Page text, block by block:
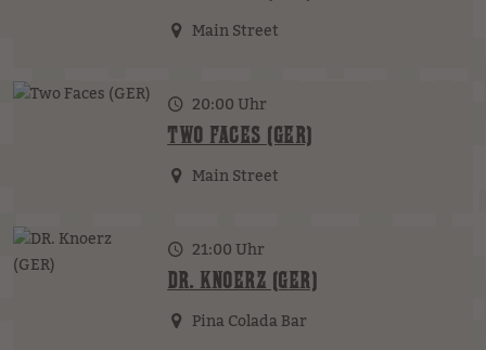
Main Street
20:00 Uhr
TWO FACES (GER)
Main Street
21:00 Uhr
DR. KNOERZ (GER)
Pina Colada Bar